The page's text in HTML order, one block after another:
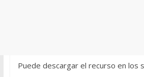
Puede descargar el recurso en los